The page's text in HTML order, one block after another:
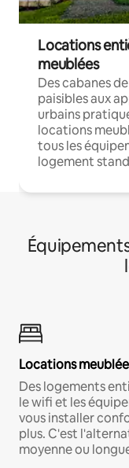
Locations
meublées
Des cabanes
paisibles aux
urbains
locations
tous les
logement
Locations
Des logements
le wifi et les
vous installer
plus. C'est
moyenne ou